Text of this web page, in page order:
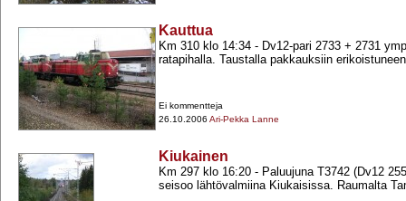
Kauttua
Km 310 klo 14:34 -​ Dv12-​pari 2733 +​ 2731
ratapihalla. Taustalla pakkauksiin
Ei kommentteja
26.10.2006 Ari-Pekka Lanne
Kiukainen
Km 297 klo 16:20 -​ Paluujuna T3742 (Dv12
seisoo lähtövalmiina Kiukaisissa. Raumalta